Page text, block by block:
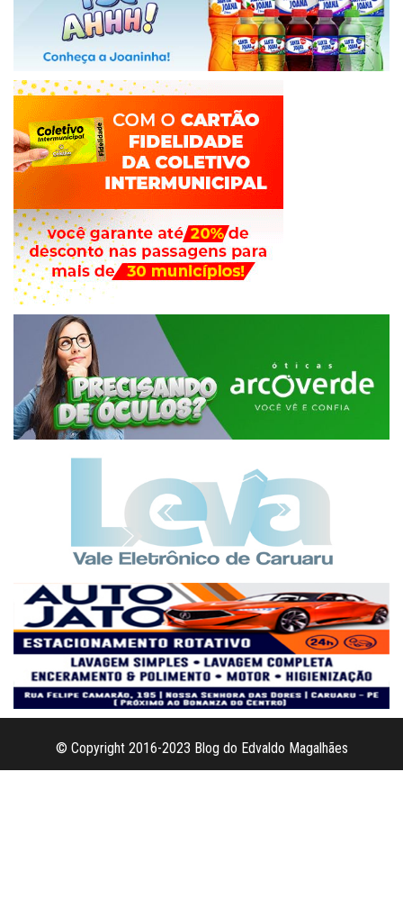
© Copyright 2016-2023 Blog do Edvaldo Magalhães